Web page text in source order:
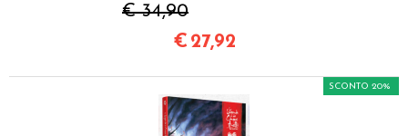
€ 34,90
€ 27,92
SCONTO 20%